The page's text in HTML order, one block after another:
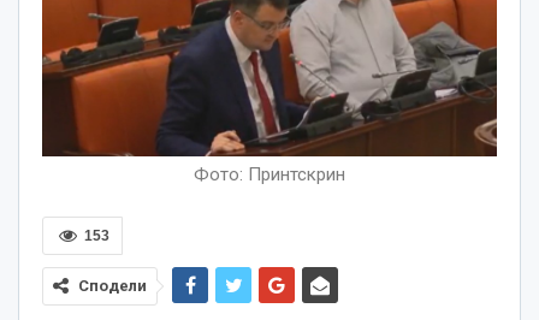
Фото: Принтскрин
153
Сподели